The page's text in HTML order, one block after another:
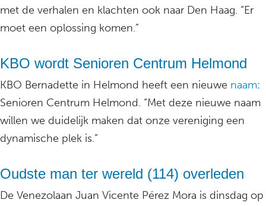
met de verhalen en klachten ook naar Den Haag. “Er
moet een oplossing komen.”
KBO wordt Senioren Centrum Helmond
KBO Bernadette in Helmond heeft een nieuwe naam:
Senioren Centrum Helmond. “Met deze nieuwe naam
willen we duidelijk maken dat onze vereniging een
dynamische plek is.”
Oudste man ter wereld (114) overleden
De Venezolaan Juan Vicente Pérez Mora is dinsdag op